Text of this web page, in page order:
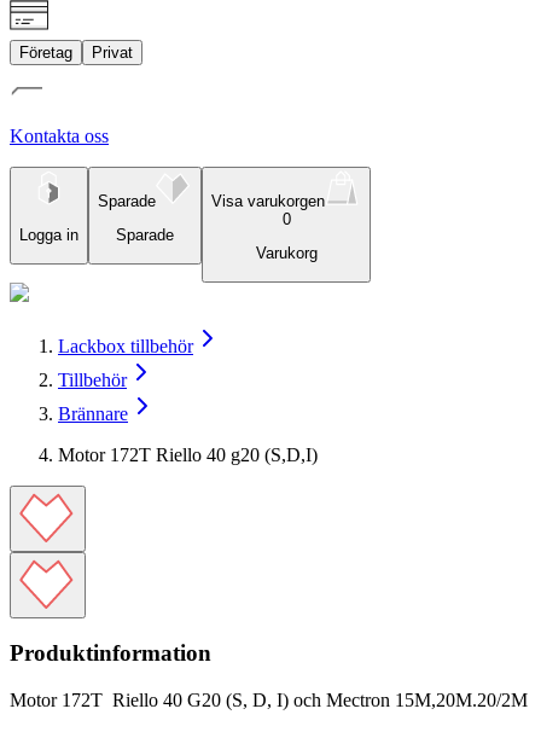
Företag Privat
Kontakta oss
Logga in
Sparade
Sparade
Visa varukorgen
0
Varukorg
Lackbox tillbehör
Tillbehör
Brännare
Motor 172T Riello 40 g20 (S,D,I)
Produktinformation
Motor 172T Riello 40 G20 (S, D, I) och Mectron 15M,20M.20/2M